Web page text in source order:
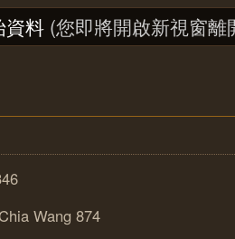
資料 (您即將開啟新視窗離
Wang 874